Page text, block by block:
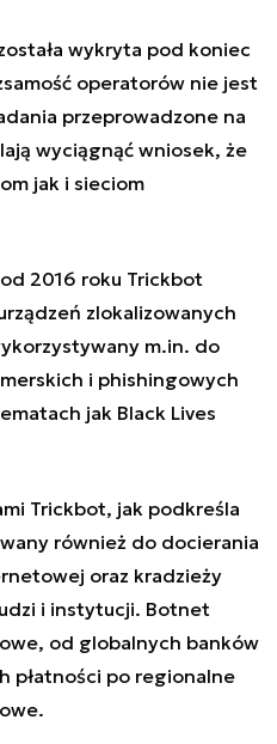
wykryta pod koniec
operatorów nie jest
przeprowadzone na
wyciągnąć wniosek, że
jak i sieciom
2016 roku Trickbot
zlokalizowanych
m.in. do
i phishingowych
jak Black Lives
Trickbot, jak podkreśla
również do docierania
oraz kradzieży
i instytucji. Botnet
od globalnych banków
płatności po regionalne